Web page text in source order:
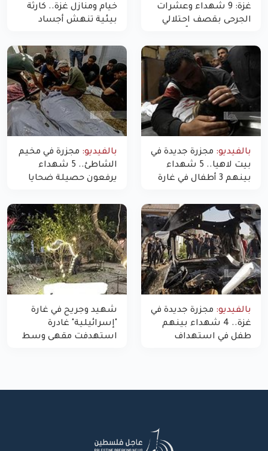
غزة: 9 شهداء وعشرات
الجرحى بقصف احتلالي
خيام ومنازل غزة.. كارثة
بيئية تنهش أجساد
بالفيديو: مجزرة جديدة في
بيت لاهيا.. 5 شهداء
بينهم 3 أطفال في غارة
غزة
بالفيديو: مجزرة في مخيم
الشاطئ.. 5 شهداء
يرفعون حصيلة ضحايا
بالفيديو: مجزرة جديدة في
غزة.. 4 شهداء بينهم
طفل في استهداف
شهيد وجريح في غارة
"إسرائيلية" غادرة
استهدفت مقهى وسط